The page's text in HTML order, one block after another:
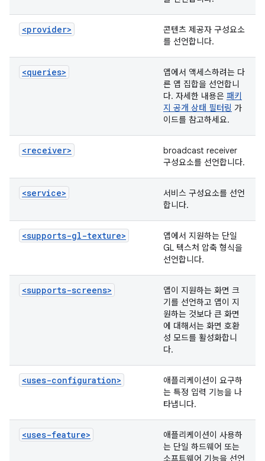
<provider>
콘텐츠 제공자 구성요소
를 선언합니다.
<queries>
앱에서 액세스하려는 다
른 앱 집합을 선언합니
다. 자세한 내용은 패키
지 공개 상태 필터링 가
이드를 참고하세요.
<receiver>
broadcast receiver
구성요소를 선언합니다.
<service>
서비스 구성요소를 선언
합니다.
<supports-gl-texture>
앱에서 지원하는 단일
GL 텍스처 압축 형식을
선언합니다.
<supports-screens>
앱이 지원하는 화면 크
기를 선언하고 앱이 지
원하는 것보다 큰 화면
에 대해서는 화면 호환
성 모드를 활성화합니
다.
<uses-configuration>
애플리케이션이 요구하
는 특정 입력 기능을 나
타냅니다.
<uses-feature>
애플리케이션이 사용하
는 단일 하드웨어 또는
소프트웨어 기능을 선언